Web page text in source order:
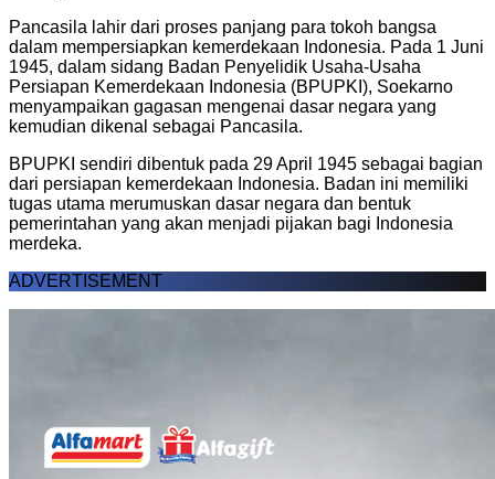
Pancasila lahir dari proses panjang para tokoh bangsa
dalam mempersiapkan kemerdekaan Indonesia. Pada 1 Juni
1945, dalam sidang Badan Penyelidik Usaha-Usaha
Persiapan Kemerdekaan Indonesia (BPUPKI), Soekarno
menyampaikan gagasan mengenai dasar negara yang
kemudian dikenal sebagai Pancasila.
BPUPKI sendiri dibentuk pada 29 April 1945 sebagai bagian
dari persiapan kemerdekaan Indonesia. Badan ini memiliki
tugas utama merumuskan dasar negara dan bentuk
pemerintahan yang akan menjadi pijakan bagi Indonesia
merdeka.
ADVERTISEMENT